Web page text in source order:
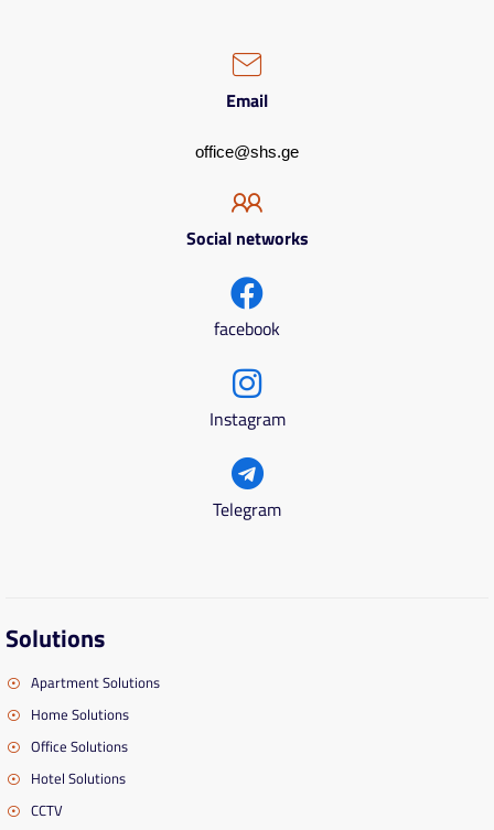
Email
office@shs.ge
Social networks
facebook
Instagram
Telegram
Solutions
Apartment Solutions
Home Solutions
Office Solutions
Hotel Solutions
CCTV